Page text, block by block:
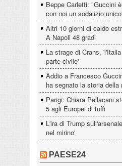
Beppe Carletti: "Guccini
con noi un sodalizio
Altri 10 giorni di caldo
A Napoli 48 gradi
La strage di Crans,
parte civile'
Addio a Francesco
ha segnato la storia della
Parigi: Chiara Pellacani
5 agli Europei di tuffi
L'ira di Trump
nel mirino'
PAESE24